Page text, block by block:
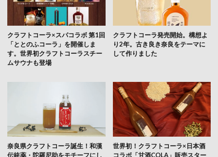
クラフトコーラ×スパコラボ 第1回
「ととのふコーラ」を開催しま
す。世界初クラフトコーラスチー
ムサウナも登場
クラフトコーラ発売開始。構想よ
り2年。古き良き奈良をテーマに
して作りました
奈良県クラフトコーラ誕生！和漢
伝統薬・陀羅尼助をモチーフにし
世界初！クラフトコーラ×日本酒
コラボ「甘酒COLA」販売スター